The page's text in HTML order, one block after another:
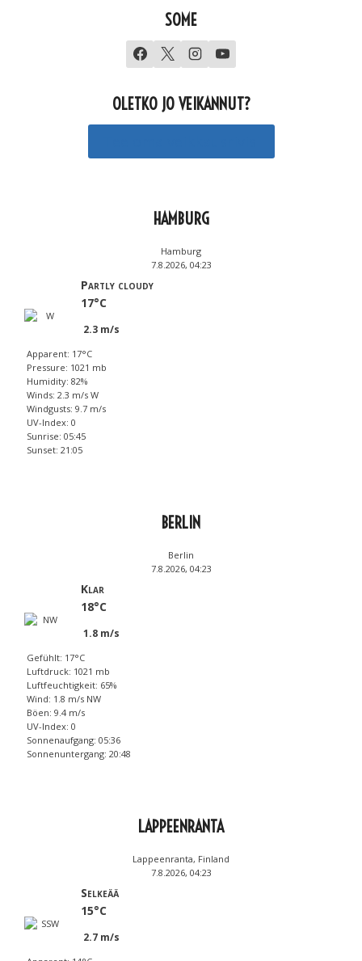
SOME
OLETKO JO VEIKANNUT?
HAMBURG
Hamburg
7.8.2026, 04:23
Partly cloudy
17°C
2.3 m/s
Apparent: 17°C
Pressure: 1021 mb
Humidity: 82%
Winds: 2.3 m/s W
Windgusts: 9.7 m/s
UV-Index: 0
Sunrise: 05:45
Sunset: 21:05
BERLIN
Berlin
7.8.2026, 04:23
Klar
18°C
1.8 m/s
Gefühlt: 17°C
Luftdruck: 1021 mb
Luftfeuchtigkeit: 65%
Wind: 1.8 m/s NW
Böen: 9.4 m/s
UV-Index: 0
Sonnenaufgang: 05:36
Sonnenuntergang: 20:48
LAPPEENRANTA
Lappeenranta, Finland
7.8.2026, 04:23
Selkeää
15°C
2.7 m/s